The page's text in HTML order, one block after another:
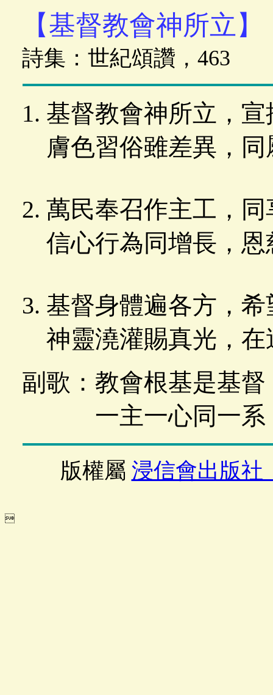
【基督教會神所立】
詩集：世紀頌讚，463
基督教會神所立，
膚色習俗雖差異，
萬民奉召作主工，
信心行為同增長，
基督身體遍各方，
神靈澆灌賜真光，
副歌：教會根基是基
一主一心同一系，
版權屬 浸信會出版社
